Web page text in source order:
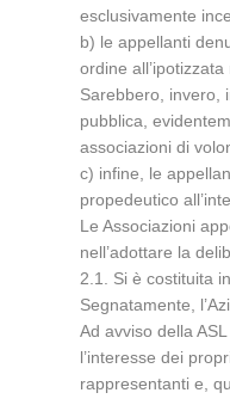
esclusivamente
b) le appellanti
ordine
Sarebbero, invero,
pubblica,
associazioni di
c) infine, le
propedeutico
Le Associazioni
nell’adottare la
2.1. Si è costituita
Segnatamente,
Ad avviso della
l’interesse dei
rappresentanti e,